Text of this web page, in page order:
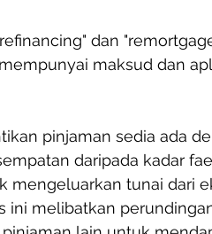
dan
maksud dan
pinjaman sedia ada
daripada kadar
mengeluarkan tunai dari
ini melibatkan